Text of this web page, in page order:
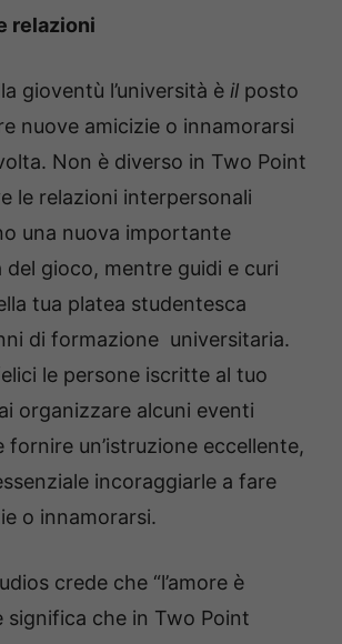
relazioni
gioventù l’università è il posto
nuove amicizie o innamorarsi
Non è diverso in Two Point
le relazioni interpersonali
una nuova importante
gioco, mentre guidi e curi
tua platea studentesca
di formazione universitaria.
le persone iscritte al tuo
organizzare alcuni eventi
fornire un’istruzione eccellente,
incoraggiarle a fare
o innamorarsi.
crede che “l’amore è
significa che in Two Point